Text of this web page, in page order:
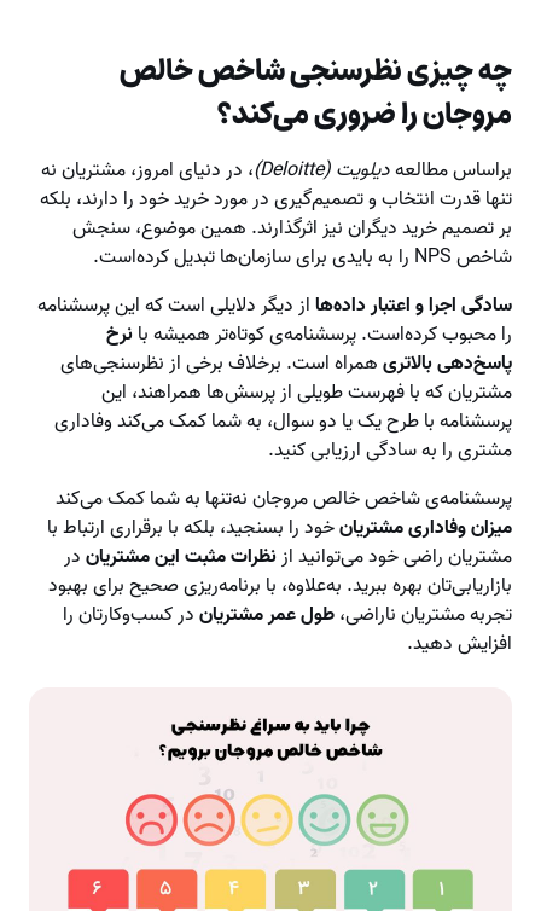
چه چیزی نظرسنجی شاخص خالص
مروجان را ضروری می‌کند؟
براساس مطالعهدیلویت (Deloitte)
، در دنیای امروز، مشتریان نه
تنها قدرت انتخاب و تصمیم‌گیری در مورد خرید خود را دارند، بلکه
بر تصمیم خرید دیگران نیز اثرگذارند. همین موضوع، سنجش
شاخص NPS را به بایدی برای سازمان‌ها تبدیل کرده‌است.
سادگی اجرا و اعتبار داده‌هااز دیگر دلایلی است که این پرسشنامه
را محبوب کرده‌است. پرسشنامه‌ی کوتاه‌تر همیشه بانرخ
پاسخ‌دهی بالاتریهمراه است. برخلاف برخی از نظرسنجی‌های
مشتریان که با فهرست طویلی از پرسش‌ها همراهند، این
پرسشنامه با طرح یک یا دو سوال، به شما کمک می‌کند وفاداری
مشتری را به سادگی ارزیابی کنید.
پرسشنامه‌ی شاخص خالص مروجان نه‌تنها به شما کمک می‌کند
میزان وفاداری مشتریانخود را بسنجید، بلکه با برقراری ارتباط با
مشتریان راضی خود می‌توانید ازنظرات مثبت این مشتریاندر
بازاریابی‌تان بهره ببرید. به‌علاوه، با برنامه‌ریزی صحیح برای بهبود
تجربه مشتریان ناراضی،طول عمر مشتریاندر کسب‌وکارتان را
افزایش دهید.